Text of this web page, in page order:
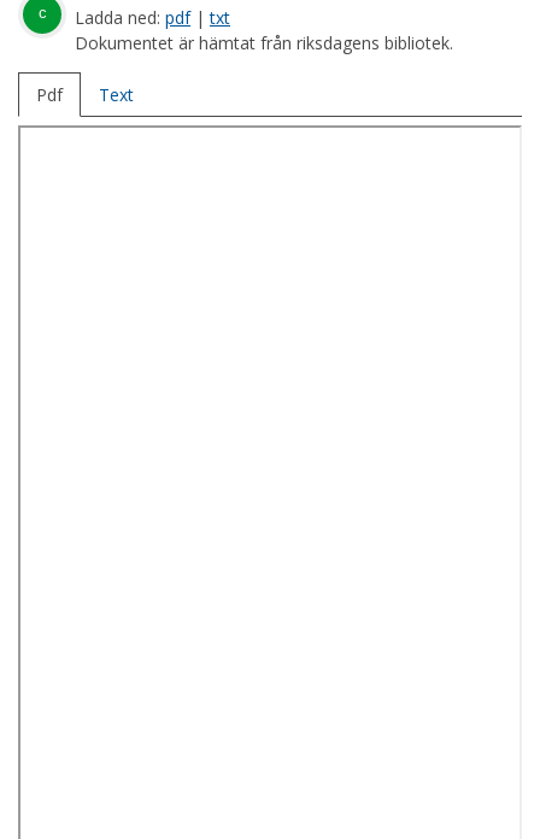
c Ladda ned: pdf|txt
Dokumentet är hämtat från riksdagens bibliotek.
Pdf Text